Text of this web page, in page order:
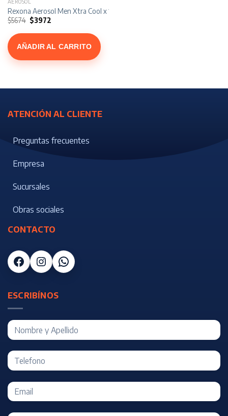
AEROSOL
Rexona Aerosol Men Xtra Cool x 150 ml
$5674 El
precio
original
$5674.
$3972El
actual
$3972.
AÑADIR AL CARRITO
ATENCIÓN AL CLIENTE
Preguntas frecuentes
Empresa
Sucursales
Obras sociales
CONTACTO
Facebook
Instagram
WhatsApp
ESCRIBÍNOS